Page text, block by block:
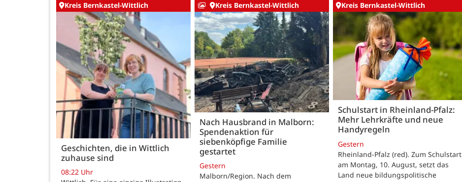
Kreis Bernkastel-Wittlich
Geschichten, die in Wittlich
zuhause sind
08:22 Uhr
Kreis Bernkastel-Wittlich
Nach Hausbrand in Malborn:
Spendenaktion für
siebenköpfige Familie
gestartet
Gestern
Malborn/Region. Nach dem
Kreis Bernkastel-Wittlich
Schulstart in Rheinland-Pfalz:
Mehr Lehrkräfte und neue
Handyregeln
Gestern
Rheinland-Pfalz (red). Zum Schulstart
am Montag, 10. August, setzt das
Land neue bildungspolitische